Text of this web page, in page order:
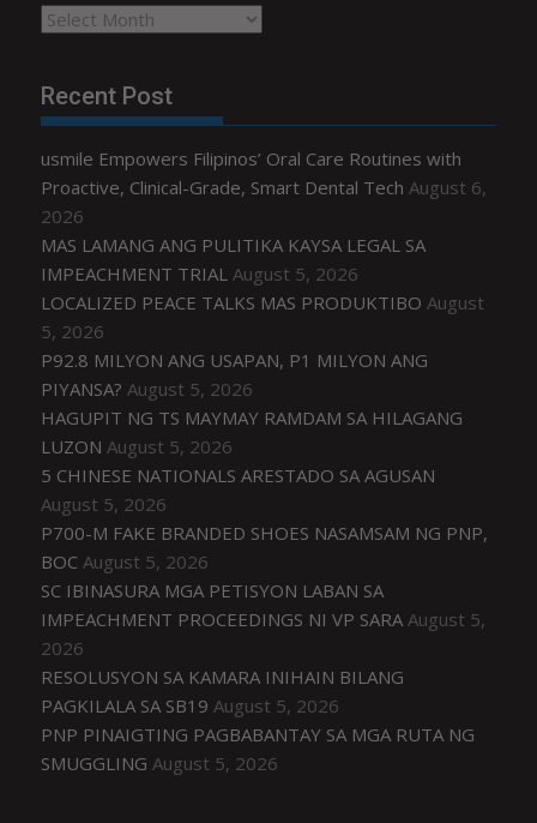
Archives
Recent Post
usmile Empowers Filipinos’ Oral Care Routines with
Proactive, Clinical-Grade, Smart Dental Tech August 6,
2026
MAS LAMANG ANG PULITIKA KAYSA LEGAL SA
IMPEACHMENT TRIAL August 5, 2026
LOCALIZED PEACE TALKS MAS PRODUKTIBO August
5, 2026
P92.8 MILYON ANG USAPAN, P1 MILYON ANG
PIYANSA? August 5, 2026
HAGUPIT NG TS MAYMAY RAMDAM SA HILAGANG
LUZON August 5, 2026
5 CHINESE NATIONALS ARESTADO SA AGUSAN
August 5, 2026
P700-M FAKE BRANDED SHOES NASAMSAM NG PNP,
BOC August 5, 2026
SC IBINASURA MGA PETISYON LABAN SA
IMPEACHMENT PROCEEDINGS NI VP SARA August 5,
2026
RESOLUSYON SA KAMARA INIHAIN BILANG
PAGKILALA SA SB19 August 5, 2026
PNP PINAIGTING PAGBABANTAY SA MGA RUTA NG
SMUGGLING August 5, 2026